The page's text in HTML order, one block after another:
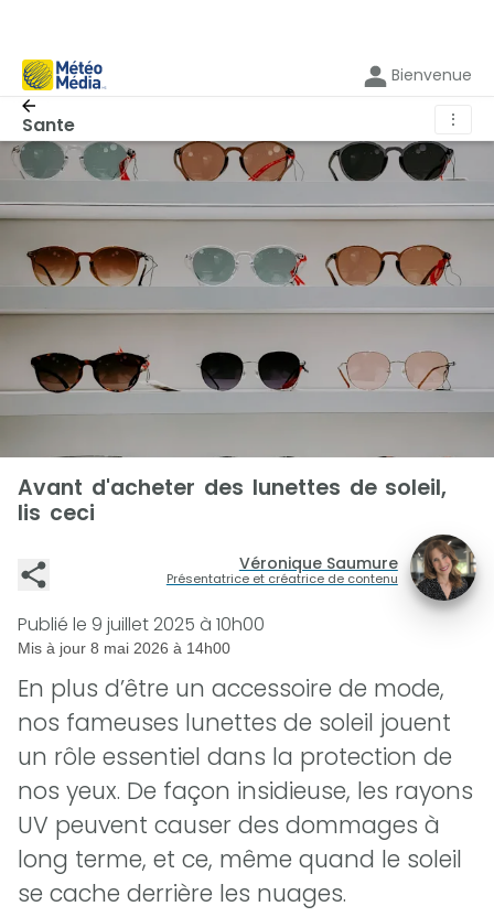
Bienvenue
Sante ⋮
Avant d'acheter des lunettes de soleil,
lis ceci
Véronique Saumure
Présentatrice et créatrice de contenu
Publié le 9 juillet 2025 à 10h00
Mis à jour 8 mai 2026 à 14h00
En plus d’être un accessoire de mode,
nos fameuses lunettes de soleil jouent
un rôle essentiel dans la protection de
nos yeux. De façon insidieuse, les rayons
UV peuvent causer des dommages à
long terme, et ce, même quand le soleil
se cache derrière les nuages.